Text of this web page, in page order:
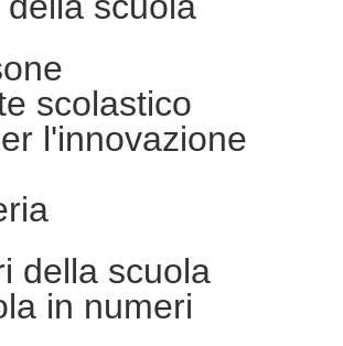
scolastico
l'innovazione
della scuola
in numeri